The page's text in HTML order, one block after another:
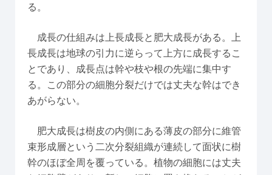
る。
成長の仕組みは上長成長と肥大成長がある。上
長成長は地球の引力に逆らって上方に成長するこ
とであり、成長点は幹や枝や根の先端に集中す
る。この部分の細胞分裂だけでは丈夫な幹はでき
あがらない。
肥大成長は樹皮の内側にある薄皮の部分に維管
束形成層という二次分裂組織が連続して面状に樹
幹のほぼ全周を覆っている。植物の細胞には丈夫